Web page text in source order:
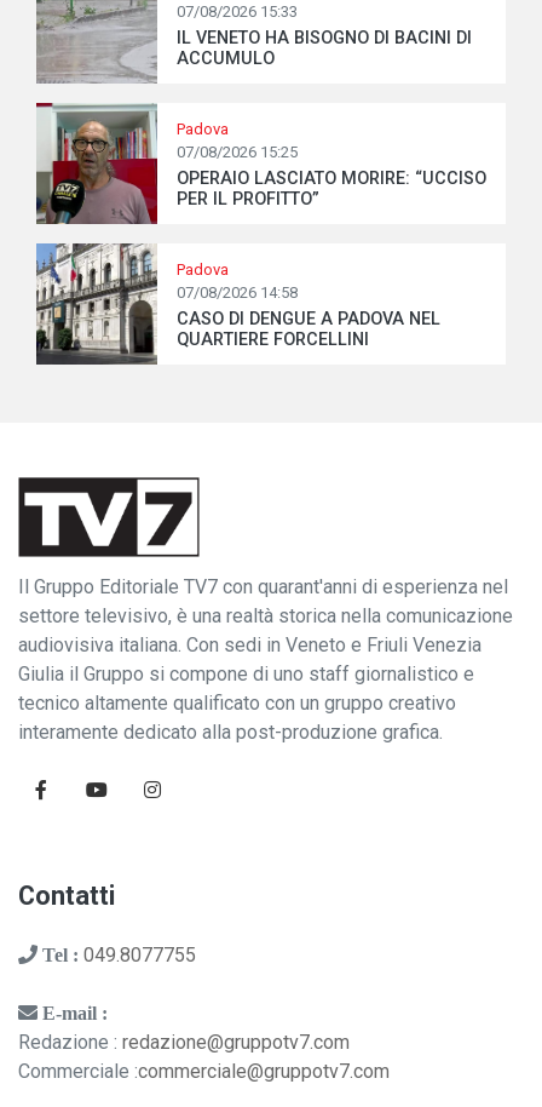
07/08/2026 15:33
IL VENETO HA BISOGNO DI BACINI DI
ACCUMULO
Padova
07/08/2026 15:25
OPERAIO LASCIATO MORIRE: “UCCISO
PER IL PROFITTO”
Padova
07/08/2026 14:58
CASO DI DENGUE A PADOVA NEL
QUARTIERE FORCELLINI
Il Gruppo Editoriale TV7 con quarant'anni di esperienza nel
settore televisivo, è una realtà storica nella comunicazione
audiovisiva italiana. Con sedi in Veneto e Friuli Venezia
Giulia il Gruppo si compone di uno staff giornalistico e
tecnico altamente qualificato con un gruppo creativo
interamente dedicato alla post-produzione grafica.
Contatti
Tel : 049.8077755
E-mail :
Redazione : redazione@gruppotv7.com
Commerciale :commerciale@gruppotv7.com